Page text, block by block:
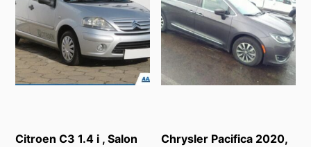
Citroen C3 1.4 i , Salon
Chrysler Pacifica 2020,